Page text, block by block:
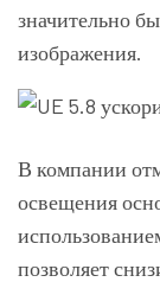
значительно
изображения.
В компании
освещения
позволяет